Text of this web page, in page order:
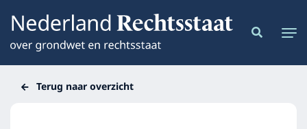
Terug naar overzicht